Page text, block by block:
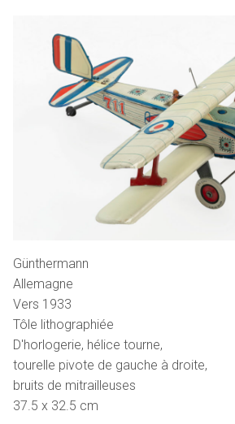
Günthermann
Allemagne
Vers 1933
Tôle lithographiée
D'horlogerie, hélice tourne,
tourelle pivote de gauche à droite,
bruits de mitrailleuses
37.5 x 32.5 cm